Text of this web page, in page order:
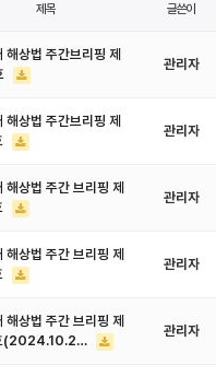
제목 글쓴이
해상법 주간브리핑 제
관리자
해상법 주간브리핑 제
관리자
해상법 주간 브리핑 제
관리자
해상법 주간 브리핑 제
관리자
해상법 주간 브리핑 제
(2024.10.2…
관리자